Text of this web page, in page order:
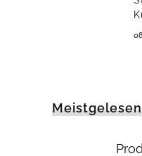
Meistgelesen